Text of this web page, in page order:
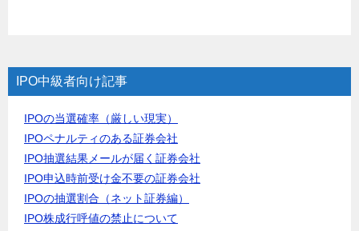
IPO中級者向け記事
IPOの当選確率（厳しい現実）
IPOペナルティのある証券会社
IPO抽選結果メールが届く証券会社
IPO申込時前受け金不要の証券会社
IPOの抽選割合（ネット証券編）
IPO株成行呼値の禁止について